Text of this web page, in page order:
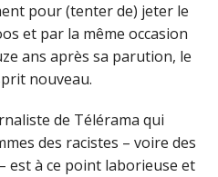
pour (tenter de) jeter le
et par la même occasion
ans après sa parution, le
nouveau.
de Télérama qui
des racistes – voire des
est à ce point laborieuse et